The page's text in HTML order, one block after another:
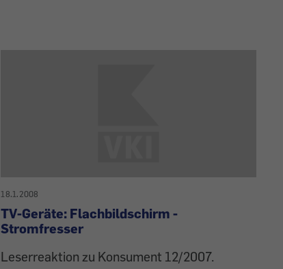
18.1.2008
TV-Geräte: Flachbildschirm -
Stromfresser
Leserreaktion zu Konsument 12/2007.